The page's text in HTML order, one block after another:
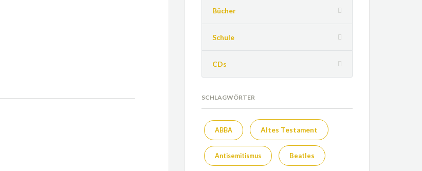
Bücher
Schule
CDs
SCHLAGWÖRTER
ABBA Altes Testament
Antisemitismus Beatles